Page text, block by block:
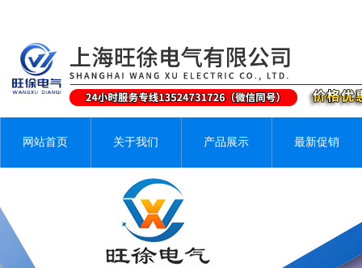
网站首页 关于我们 产品展示 最新促销